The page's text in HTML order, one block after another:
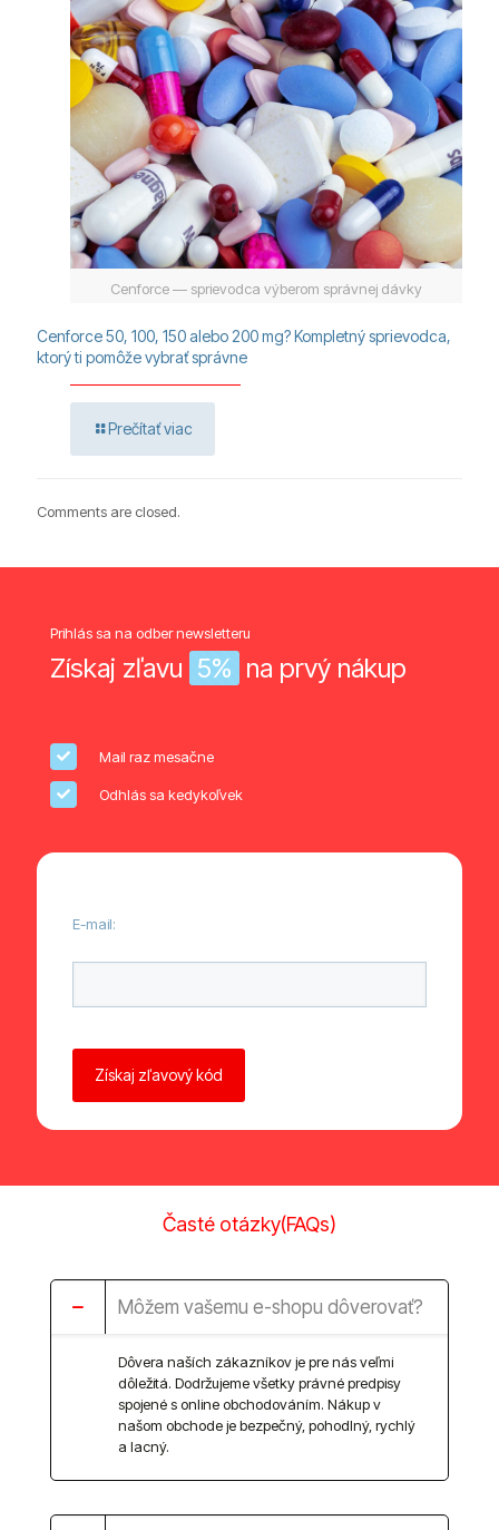
Cenforce — sprievodca výberom správnej dávky
Cenforce 50, 100, 150 alebo 200 mg? Kompletný sprievodca,
ktorý ti pomôže vybrať správne
Prečítať viac
Comments are closed.
Prihlás sa na odber newsletteru
Získaj zľavu 5% na prvý nákup
Mail raz mesačne
Odhlás sa kedykoľvek
E-mail:
Časté otázky(FAQs)
Môžem vašemu e-shopu dôverovať?
Dôvera naších zákazníkov je pre nás veľmi
dôležitá. Dodržujeme všetky právné predpisy
spojené s online obchodováním. Nákup v
našom obchode je bezpečný, pohodlný, rychlý
a lacný.